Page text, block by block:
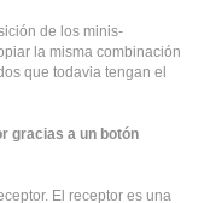
de los minis-
la misma combinación
que todavia tengan el
gracias a un botón
El receptor es una